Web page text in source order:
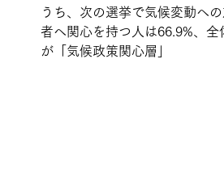
うち、次の選挙で気候変動へ
者へ関心を持つ人は66.9%、全
が「気候政策関心層」